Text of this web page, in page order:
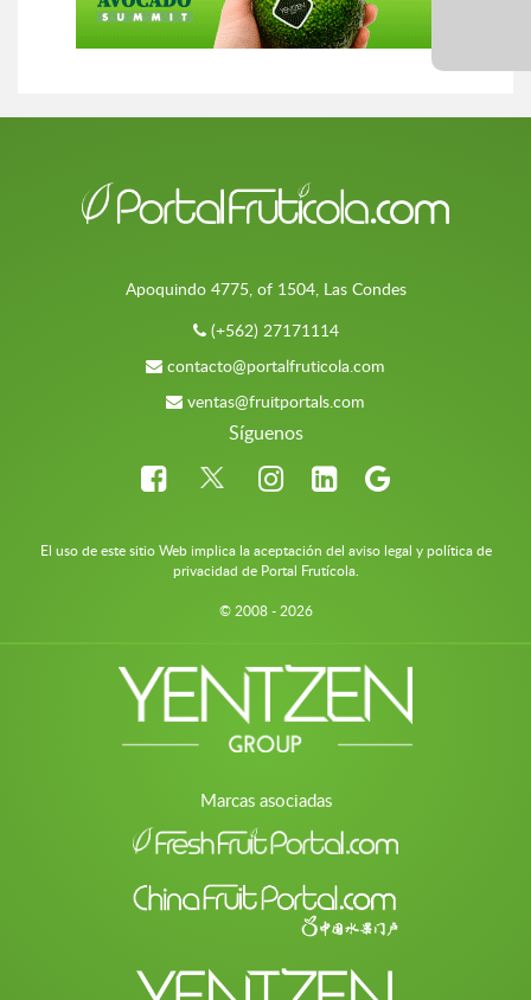
Apoquindo 4775, of 1504, Las Condes
(+562) 27171114
contacto@portalfruticola.com
ventas@fruitportals.com
Síguenos
El uso de este sitio Web implica la aceptación del aviso legal y política de
privacidad de Portal Frutícola.
© 2008 - 2026
Marcas asociadas